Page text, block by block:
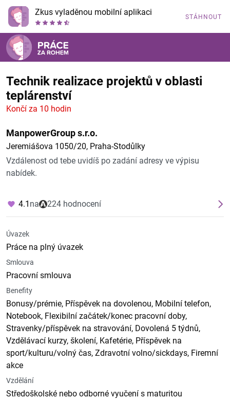
Zkus vyladěnou mobilní aplikaci STÁHNOUT
Technik realizace projektů v oblasti
teplárenství
Končí za 10 hodin
ManpowerGroup s.r.o.
Jeremiášova 1050/20, Praha-Stodůlky
Vzdálenost od tebe uvidíš po zadání adresy ve výpisu
nabídek.
4.1 na 224 hodnocení
Úvazek
Práce na plný úvazek
Smlouva
Pracovní smlouva
Benefity
Bonusy/prémie, Příspěvek na dovolenou, Mobilní telefon,
Notebook, Flexibilní začátek/konec pracovní doby,
Stravenky/příspěvek na stravování, Dovolená 5 týdnů,
Vzdělávací kurzy, školení, Kafetérie, Příspěvek na
sport/kulturu/volný čas, Zdravotní volno/sickdays, Firemní
akce
Vzdělání
Středoškolské nebo odborné vyučení s maturitou